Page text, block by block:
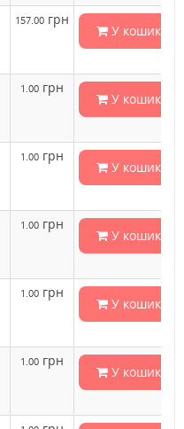
157.00 грн
У кошик
1.00 грн
У кошик
1.00 грн
У кошик
1.00 грн
У кошик
1.00 грн
У кошик
1.00 грн
У кошик